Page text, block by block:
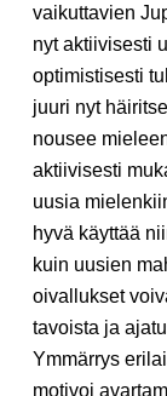
vaikuttavien
nyt aktiivisesti
optimistisesti
juuri nyt
nousee
aktiivisesti
uusia
hyvä käyttää
kuin uusien
oivallukset
tavoista ja
Ymmärrys
motivoi